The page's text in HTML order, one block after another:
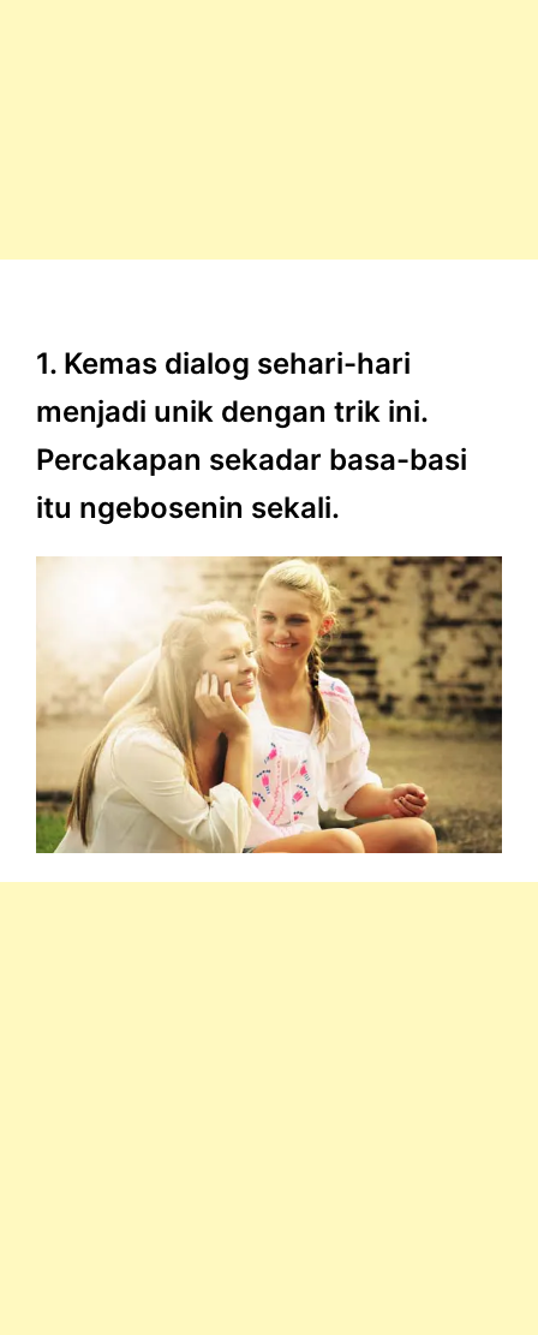
1. Kemas dialog sehari-hari
menjadi unik dengan trik ini.
Percakapan sekadar basa-basi
itu ngebosenin sekali.